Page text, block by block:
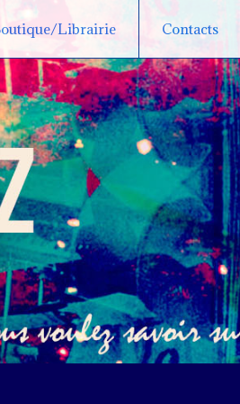
Librairie Contacts